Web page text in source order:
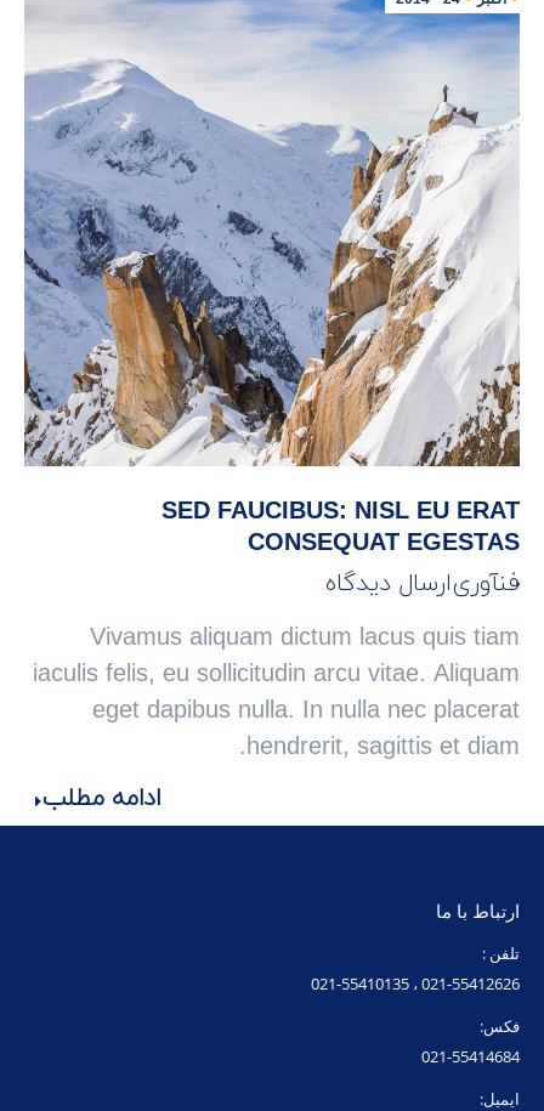
SED FAUCIBUS: NISL EU ERAT
CONSEQUAT EGESTAS
فنآوریارسال دیدگاه
Vivamus aliquam dictum lacus quis tiam
iaculis felis, eu sollicitudin arcu vitae. Aliquam
eget dapibus nulla. In nulla nec placerat
hendrerit, sagittis et diam.
ادامه مطلب
ارتباط با ما
تلفن :
021-55412626 ، 021-55410135
فکس:
021-55414684
ایمیل: